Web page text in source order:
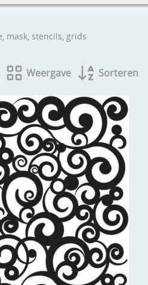
mask, stencils, grids
Weergave Sorteren